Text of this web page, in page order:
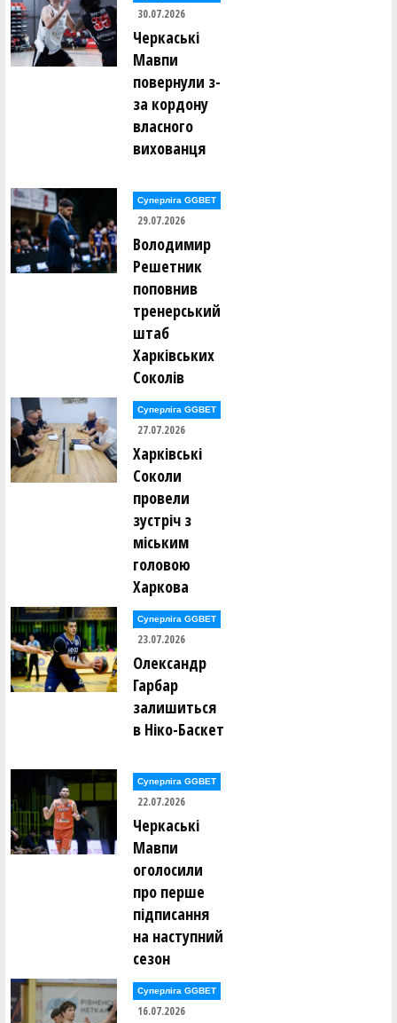
30.07.2026
Черкаські
Мавпи
повернули з-
за кордону
власного
вихованця
Суперліга GGBET
29.07.2026
Володимир
Решетник
поповнив
тренерський
штаб
Харківських
Соколів
Суперліга GGBET
27.07.2026
Харківські
Соколи
провели
зустріч з
міським
головою
Харкова
Суперліга GGBET
23.07.2026
Олександр
Гарбар
залишиться
в Ніко-Баскет
Суперліга GGBET
22.07.2026
Черкаські
Мавпи
оголосили
про перше
підписання
на наступний
сезон
Суперліга GGBET
16.07.2026